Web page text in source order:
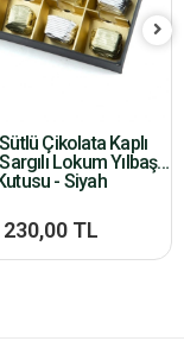
Çikolata Kaplı
Lokum Yılbaşı
- Siyah
230,00 TL